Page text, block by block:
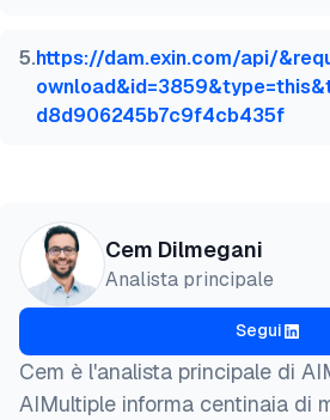
5.https://dam.exin.com/api/
d8d906245b7c9f4cb435f
Cem Dilmegani
Analista principale
Segui
Cem è l'analista principale di
AIMultiple informa centinaia di